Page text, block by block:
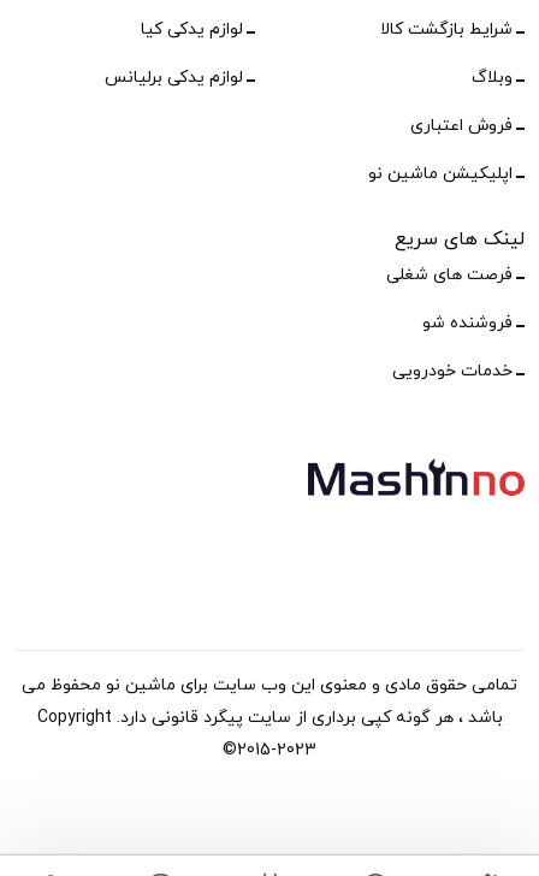
شرایط بازگشت کالا
وبلاگ
فروش اعتباری
اپلیکیشن ماشین نو
لوازم یدکی کیا
لوازم یدکی برلیانس
لینک های سریع
فرصت های شغلی
فروشنده شو
خدمات خودرویی
تمامی حقوق مادی و معنوی این وب سایت برای ماشین نو محفوظ می
باشد ، هر گونه کپی برداری از سایت پیگرد قانونی دارد. Copyright
©2015-2023